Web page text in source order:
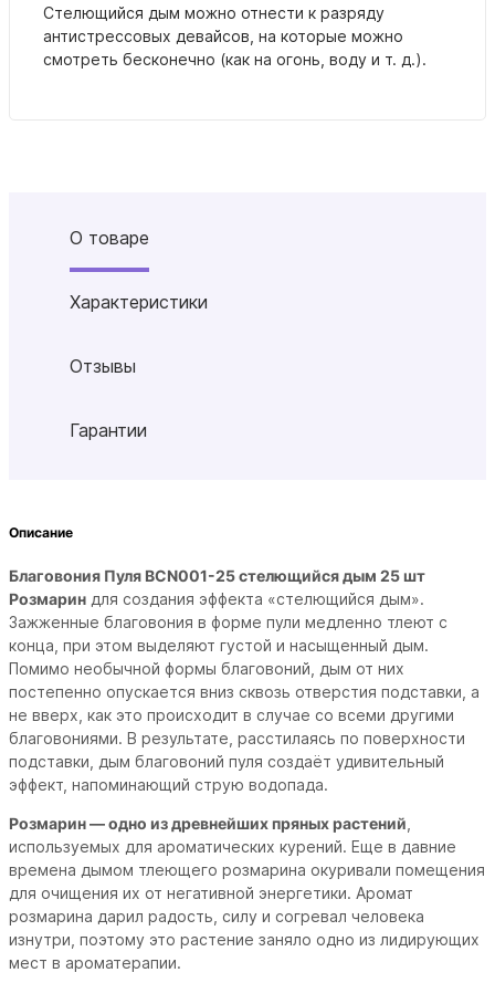
Стелющийся дым можно отнести к разряду
антистрессовых девайсов, на которые можно
смотреть бесконечно (как на огонь, воду и т. д.).
О товаре
Характеристики
Отзывы
Гарантии
Описание
Благовония Пуля BCN001-25 стелющийся дым 25 шт
Розмарин для создания эффекта «стелющийся дым».
Зажженные благовония в форме пули медленно тлеют с
конца, при этом выделяют густой и насыщенный дым.
Помимо необычной формы благовоний, дым от них
постепенно опускается вниз сквозь отверстия подставки, а
не вверх, как это происходит в случае со всеми другими
благовониями. В результате, расстилаясь по поверхности
подставки, дым благовоний пуля создаёт удивительный
эффект, напоминающий струю водопада.
Розмарин — одно из древнейших пряных растений
используемых для ароматических курений. Еще в давние
времена дымом тлеющего розмарина окуривали помещения
для очищения их от негативной энергетики. Аромат
розмарина дарил радость, силу и согревал человека
изнутри, поэтому это растение заняло одно из лидирующих
мест в ароматерапии.